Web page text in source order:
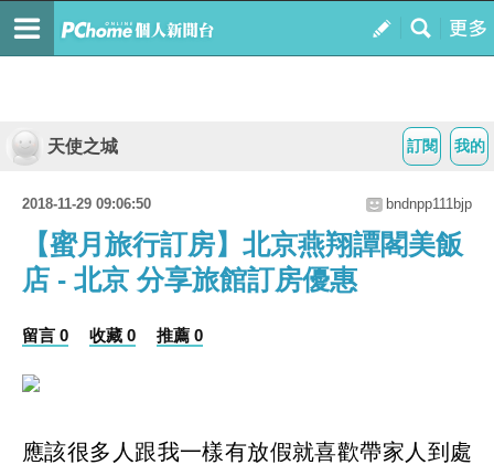
我的
訂閱
天使之城
2018-11-29 09:06:50 bndnpp111bjp
【蜜月旅行訂房】北京燕翔譚閣美飯
店 - 北京 分享旅館訂房優惠
留言 0 收藏 0 推薦 0
應該很多人跟我一樣有放假就喜歡帶家人到處